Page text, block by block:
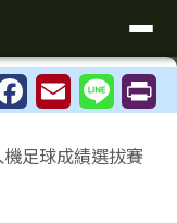
足球成績選拔賽